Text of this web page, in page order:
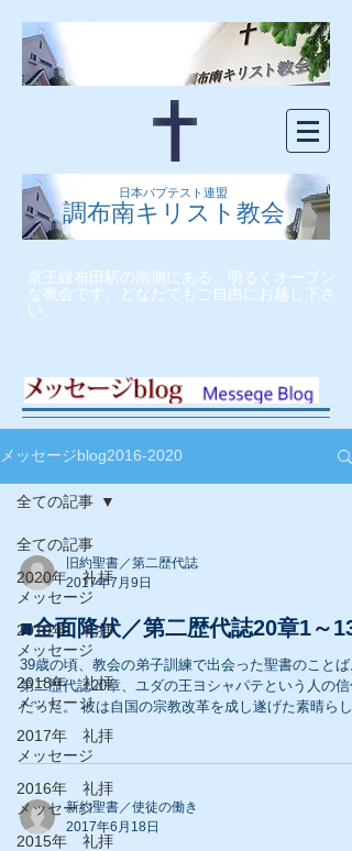
日本バプテスト連盟
調布南キリスト教会
京王線布田駅の南側にある、明るくオープン
な教会です。どなたでもご自由にお越し下さ
い。
メッセージblog2016-2020
全ての記事
2020年 礼拝
メッセージ
2019年 礼拝
メッセージ
2018年 礼拝
メッセージ
2017年 礼拝
メッセージ
2016年 礼拝
メッセージ
2015年 礼拝
全ての記事
旧約聖書／第二歴代誌
2017年7月9日
■全面降伏／第二歴代誌20章1～13
39歳の頃、教会の弟子訓練で出会った聖書のことば
第二歴代誌20章、ユダの王ヨシャパテという人の信
だった。 彼は自国の宗教改革を成し遂げた素晴らし
信仰者だった。 あるとき周囲の国々が同盟を結び、
れを為し、大軍勢となってユダの国を取り巻き、攻
入ろうとしていた。...
新約聖書／使徒の働き
2017年6月18日